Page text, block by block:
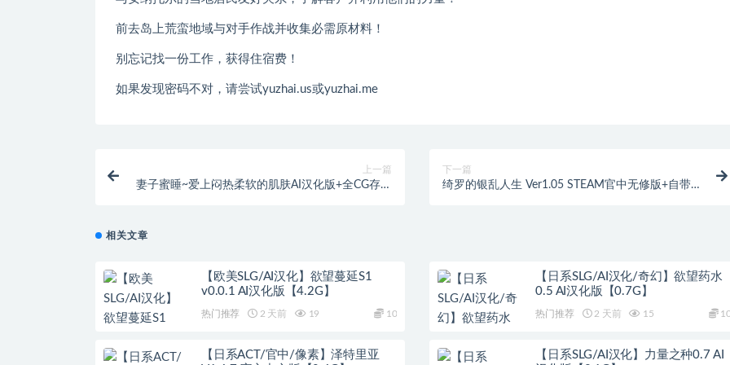
前去岛上荒蛮地域与对手作战并收集必需原材料！
别忘记找一份工作，获得住宿费！
如果发现密码不对，请尝试yuzhai.us或yuzhai.me
上一篇
妻子蜜睡~爱上闷热柔软的肌肤AI汉化版+全CG存档
下一篇
绮罗的银乱人生 Ver1.05 STEAM官中无修版+自带全
相关文章
【欧美SLG/AI汉化】欲望蔓延S1
v0.0.1 AI汉化版【4.2G】
热门推荐 2 天前 19 10
【日系SLG/AI汉化/奇幻】欲望药水
0.5 AI汉化版【0.7G】
热门推荐 2 天前 15
【日系ACT/官中/像素】泽特里亚
【日系SLG/AI汉化】力量之种0.7 AI